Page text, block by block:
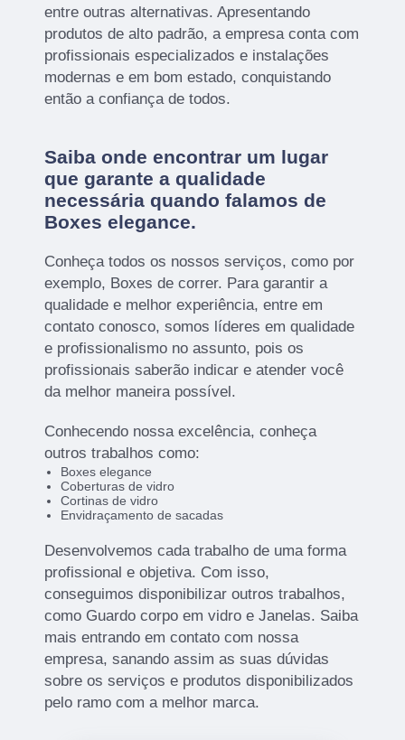
entre outras alternativas. Apresentando
produtos de alto padrão, a empresa conta com
profissionais especializados e instalações
modernas e em bom estado, conquistando
então a confiança de todos.
Saiba onde encontrar um lugar
que garante a qualidade
necessária quando falamos de
Boxes elegance.
Conheça todos os nossos serviços, como por
exemplo, Boxes de correr. Para garantir a
qualidade e melhor experiência, entre em
contato conosco, somos líderes em qualidade
e profissionalismo no assunto, pois os
profissionais saberão indicar e atender você
da melhor maneira possível.
Conhecendo nossa excelência, conheça
outros trabalhos como:
Boxes elegance
Coberturas de vidro
Cortinas de vidro
Envidraçamento de sacadas
Desenvolvemos cada trabalho de uma forma
profissional e objetiva. Com isso,
conseguimos disponibilizar outros trabalhos,
como Guardo corpo em vidro e Janelas. Saiba
mais entrando em contato com nossa
empresa, sanando assim as suas dúvidas
sobre os serviços e produtos disponibilizados
pelo ramo com a melhor marca.